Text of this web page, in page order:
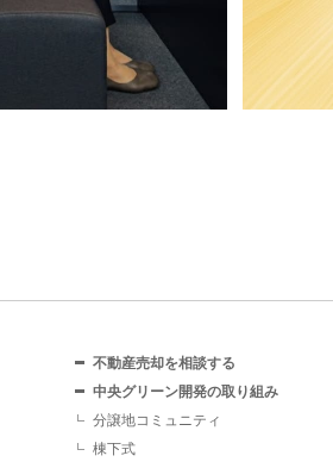
不動産売却を相談する
中央グリーン開発の取り組み
分譲地コミュニティ
棟下式